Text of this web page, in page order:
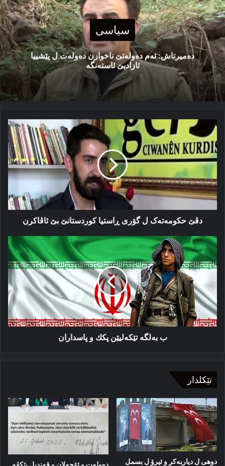
سیاسی
دەمیرتاش: ئەم دەولەتێ ناخوازن دەولەت ل پێشییا
ئازادیێ ئاستەنگە
دڤێ
حکومه‌ته‌ک
ل
گۆری
ڕاستیا
کوردستانێ
بێ
ئاڤاکرن
دڤێ حکومه‌ته‌ک ل گۆری ڕاستیا کوردستانێ بێ ئاڤاکرن
ب
بەلگە
تێكەلیێن
پكك
و
پاسداران
ب بەلگە تێكەلیێن پكك و پاسداران
تێکلدار
دوهی ل دیاربەکر و ئیرۆ ل بسمل